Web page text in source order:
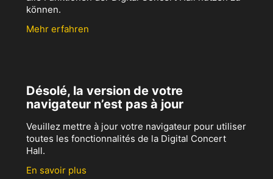
können.
Mehr erfahren
Désolé, la version de votre
navigateur n’est pas à jour
Veuillez mettre à jour votre navigateur pour utiliser
toutes les fonctionnalités de la Digital Concert
Hall.
En savoir plus